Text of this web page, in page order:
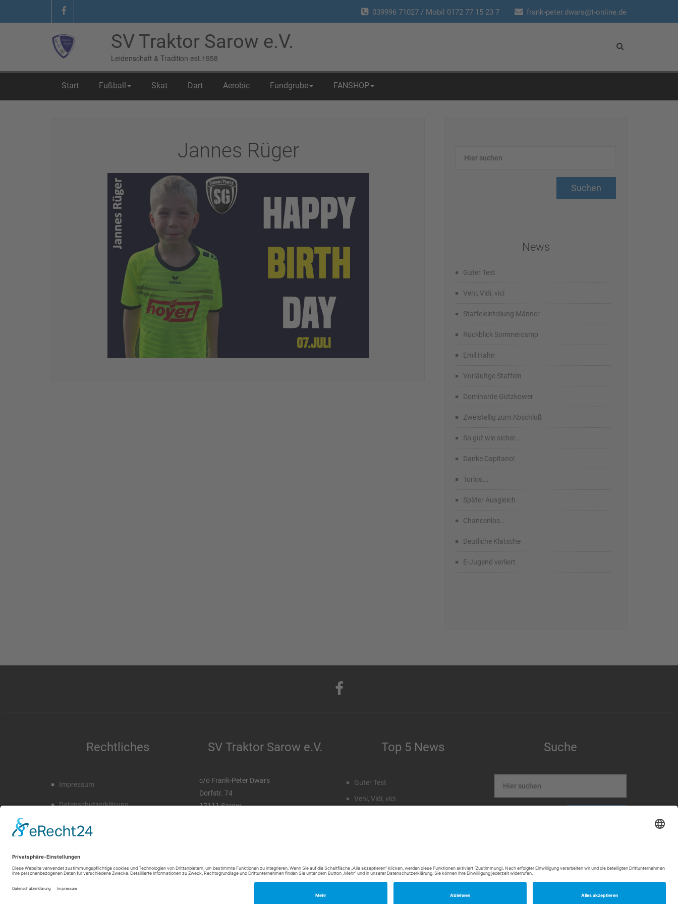
039996 71027 / Mobil 0172 77 15 23 7 frank-peter.dwars@t-online.de
SV Traktor Sarow e.V.
Leidenschaft & Tradition est.1958
Start Fußball Skat Dart Aerobic Fundgrube FANSHOP
Home/ Glückwunsch/ Jannes Rüger
Jannes Rüger
News
Guter Test
Veni, Vidi, vici
Staffeleinteilung Männer
Rückblick Sommercamp
Emil Hahn
Vorläufige Staffeln
Dominante Gützkower
Zweistellig zum Abschluß
So gut wie sicher…
Danke Capitano!
Torlos….
Später Ausgleich
Chancenlos…
Deutliche Klatsche
E-Jugend verliert
Rechtliches
Impressum
Datenschutzerklärung
SV Traktor Sarow e.V.
c/o Frank-Peter Dwars
Dorfstr. 74
17111 Sarow
Top 5 News
Guter Test
Veni, Vidi, vici
Suche